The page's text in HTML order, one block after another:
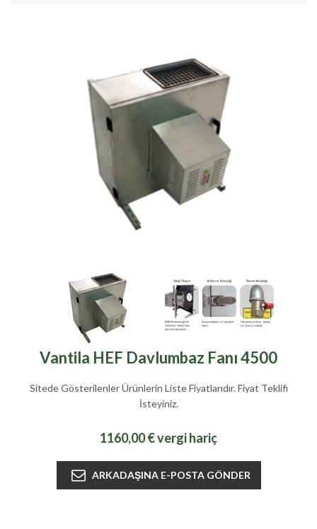
Vantila HEF Davlumbaz Fanı 4500
Sitede Gösterilenler Ürünlerin Liste Fiyatlarıdır. Fiyat Teklifi
İsteyiniz.
1160,00 € vergi hariç